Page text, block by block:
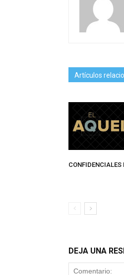
Artículos
CONFIDENCIALES
DEJA UNA